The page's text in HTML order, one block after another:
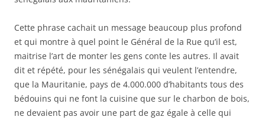
Cette phrase cachait un message beaucoup plus profond
et qui montre à quel point le Général de la Rue qu’il est,
maitrise l’art de monter les gens conte les autres. Il avait
dit et répété, pour les sénégalais qui veulent l’entendre,
que la Mauritanie, pays de 4.000.000 d’habitants tous des
bédouins qui ne font la cuisine que sur le charbon de bois,
ne devaient pas avoir une part de gaz égale à celle qui